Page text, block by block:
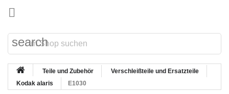

search
Teile und Zubehör
Verschleißteile und Ersatzteile
Kodak alaris
E1030